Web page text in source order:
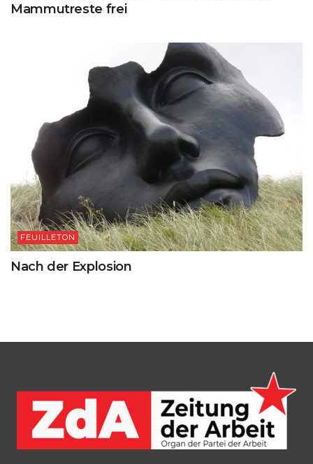
Mammutreste frei
FEUILLETON
Nach der Explosion